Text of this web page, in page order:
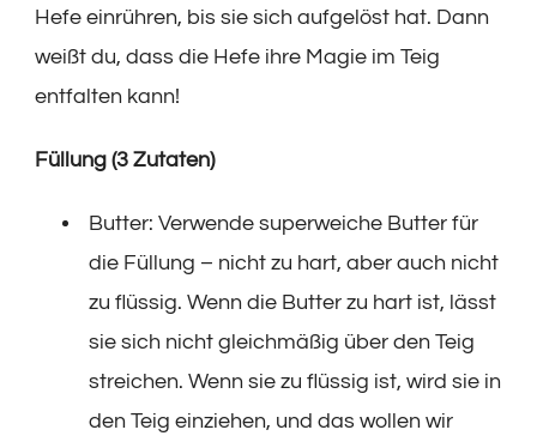
Hefe einrühren, bis sie sich aufgelöst hat. Dann
weißt du, dass die Hefe ihre Magie im Teig
entfalten kann!
Füllung (3 Zutaten)
Butter: Verwende superweiche Butter für
die Füllung – nicht zu hart, aber auch nicht
zu flüssig. Wenn die Butter zu hart ist, lässt
sie sich nicht gleichmäßig über den Teig
streichen. Wenn sie zu flüssig ist, wird sie in
den Teig einziehen, und das wollen wir